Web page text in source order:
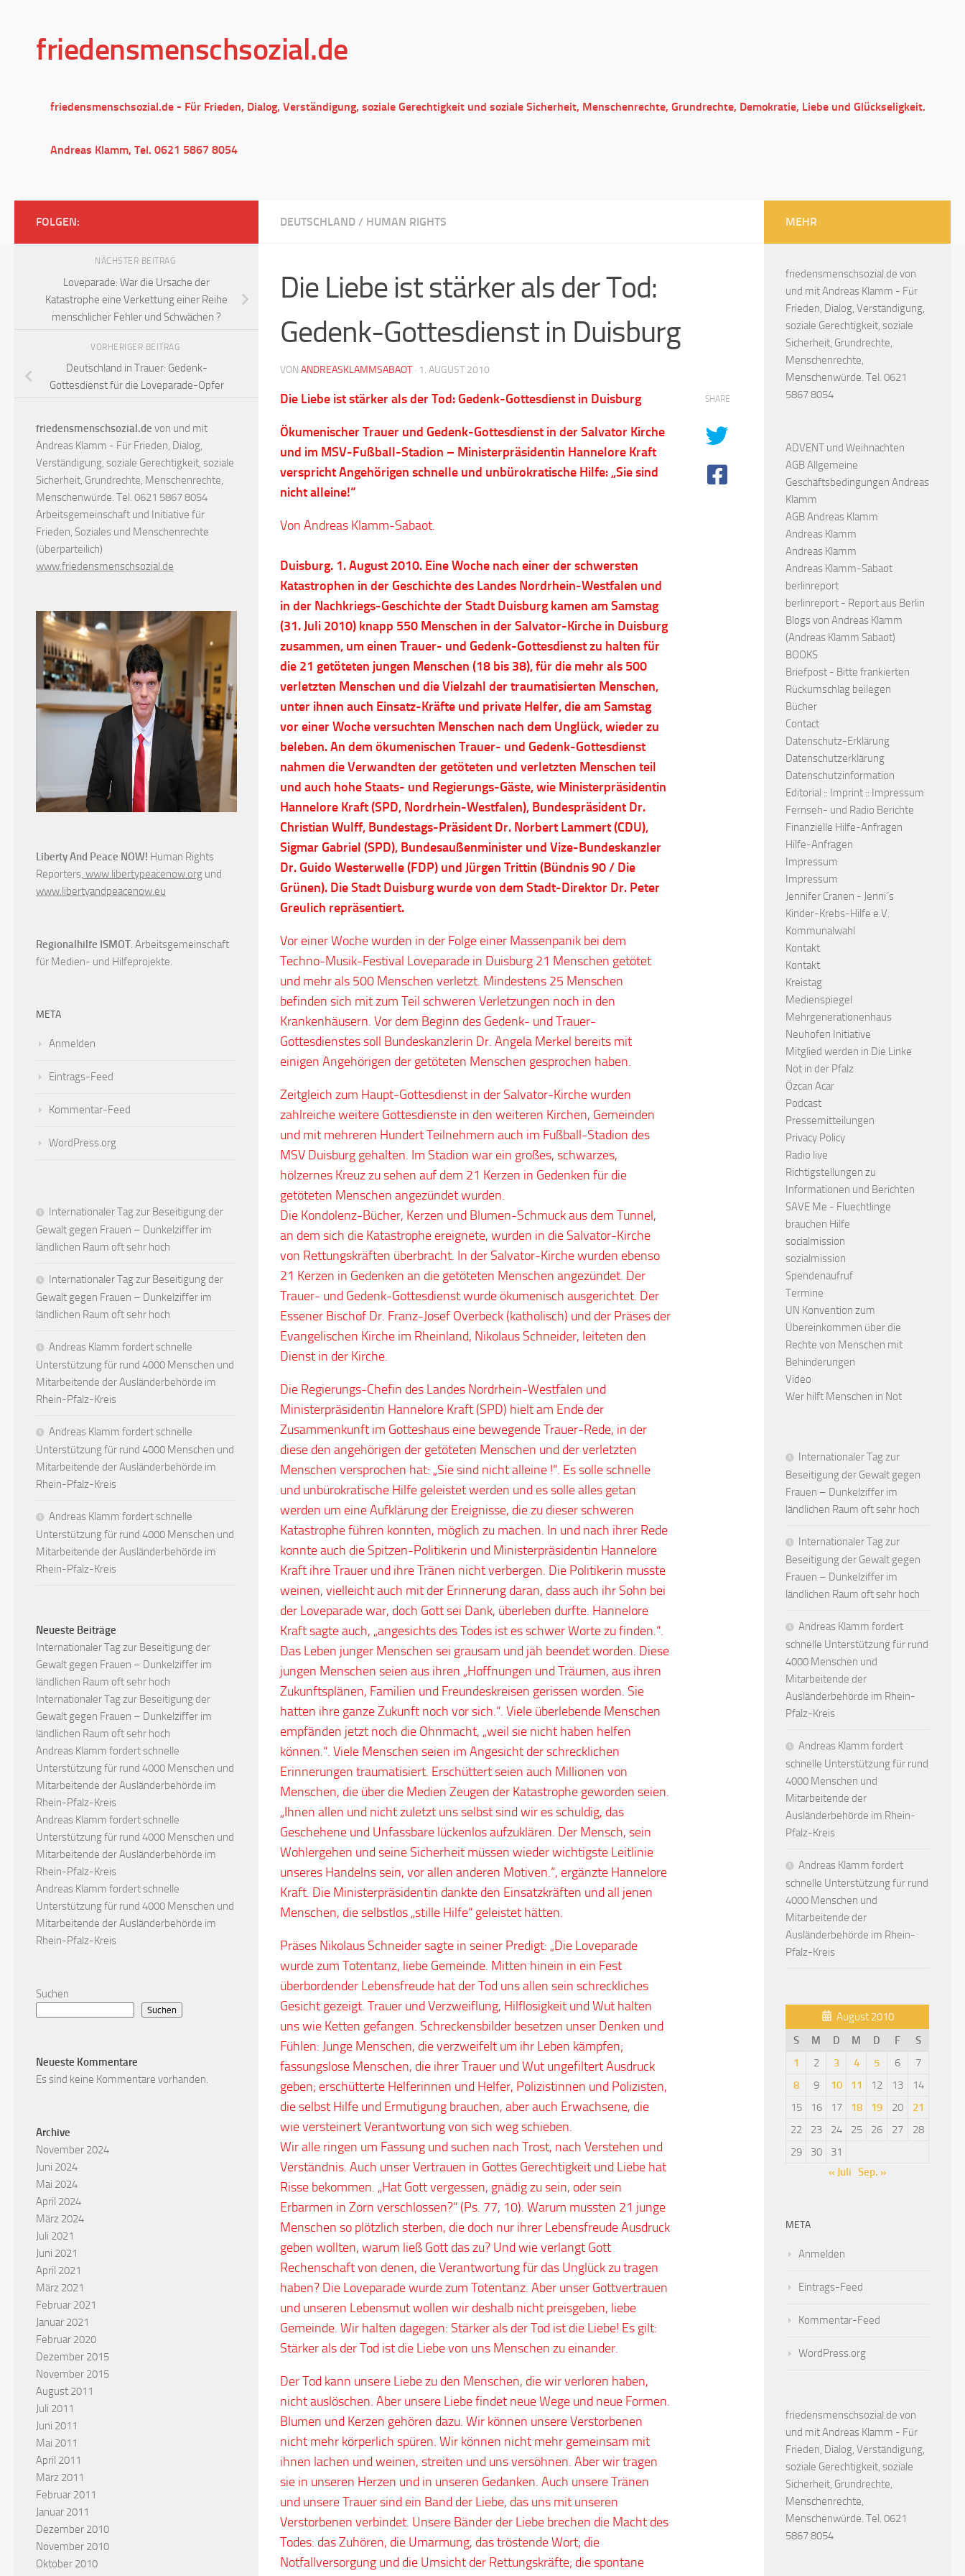
friedensmenschsozial.de
friedensmenschsozial.de - Für Frieden, Dialog, Verständigung, soziale Gerechtigkeit und soziale Sicherheit, Menschenrechte, Grundrechte, Demokratie, Liebe und Glückseligkeit.
Andreas Klamm, Tel. 0621 5867 8054
DEUTSCHLAND / HUMAN RIGHTS
Die Liebe ist stärker als der Tod:
Gedenk-Gottesdienst in Duisburg
VON ANDREASKLAMMSABAOT · 1. AUGUST 2010
Die Liebe ist stärker als der Tod: Gedenk-Gottesdienst in Duisburg
Ökumenischer Trauer und Gedenk-Gottesdienst in der Salvator Kirche
und im MSV-Fußball-Stadion – Ministerpräsidentin Hannelore Kraft
verspricht Angehörigen schnelle und unbürokratische Hilfe: „Sie sind
nicht alleine!“
Von Andreas Klamm-Sabaot.
Duisburg. 1. August 2010. Eine Woche nach einer der schwersten
Katastrophen in der Geschichte des Landes Nordrhein-Westfalen und
in der Nachkriegs-Geschichte der Stadt Duisburg kamen am Samstag
(31. Juli 2010) knapp 550 Menschen in der Salvator-Kirche in Duisburg
zusammen, um einen Trauer- und Gedenk-Gottesdienst zu halten für
die 21 getöteten jungen Menschen (18 bis 38), für die mehr als 500
verletzten Menschen und die Vielzahl der traumatisierten Menschen,
unter ihnen auch Einsatz-Kräfte und private Helfer, die am Samstag
vor einer Woche versuchten Menschen nach dem Unglück, wieder zu
beleben. An dem ökumenischen Trauer- und Gedenk-Gottesdienst
nahmen die Verwandten der getöteten und verletzten Menschen teil
und auch hohe Staats- und Regierungs-Gäste, wie Ministerpräsidentin
Hannelore Kraft (SPD, Nordrhein-Westfalen), Bundespräsident Dr.
Christian Wulff, Bundestags-Präsident Dr. Norbert Lammert (CDU),
Sigmar Gabriel (SPD), Bundesaußenminister und Vize-Bundeskanzler
Dr. Guido Westerwelle (FDP) und Jürgen Trittin (Bündnis 90 / Die
Grünen). Die Stadt Duisburg wurde von dem Stadt-Direktor Dr. Peter
Greulich repräsentiert.
Vor einer Woche wurden in der Folge einer Massenpanik bei dem
Techno-Musik-Festival Loveparade in Duisburg 21 Menschen getötet
und mehr als 500 Menschen verletzt. Mindestens 25 Menschen
befinden sich mit zum Teil schweren Verletzungen noch in den
Krankenhäusern. Vor dem Beginn des Gedenk- und Trauer-
Gottesdienstes soll Bundeskanzlerin Dr. Angela Merkel bereits mit
einigen Angehörigen der getöteten Menschen gesprochen haben.
Zeitgleich zum Haupt-Gottesdienst in der Salvator-Kirche wurden
zahlreiche weitere Gottesdienste in den weiteren Kirchen, Gemeinden
und mit mehreren Hundert Teilnehmern auch im Fußball-Stadion des
MSV Duisburg gehalten. Im Stadion war ein großes, schwarzes,
hölzernes Kreuz zu sehen auf dem 21 Kerzen in Gedenken für die
getöteten Menschen angezündet wurden.
Die Kondolenz-Bücher, Kerzen und Blumen-Schmuck aus dem Tunnel,
an dem sich die Katastrophe ereignete, wurden in die Salvator-Kirche
von Rettungskräften überbracht. In der Salvator-Kirche wurden ebenso
21 Kerzen in Gedenken an die getöteten Menschen angezündet. Der
Trauer- und Gedenk-Gottesdienst wurde ökumenisch ausgerichtet. Der
Essener Bischof Dr. Franz-Josef Overbeck (katholisch) und der Präses der
Evangelischen Kirche im Rheinland, Nikolaus Schneider, leiteten den
Dienst in der Kirche.
Die Regierungs-Chefin des Landes Nordrhein-Westfalen und
Ministerpräsidentin Hannelore Kraft (SPD) hielt am Ende der
Zusammenkunft im Gotteshaus eine bewegende Trauer-Rede, in der
diese den angehörigen der getöteten Menschen und der verletzten
Menschen versprochen hat: „Sie sind nicht alleine !“. Es solle schnelle
und unbürokratische Hilfe geleistet werden und es solle alles getan
werden um eine Aufklärung der Ereignisse, die zu dieser schweren
Katastrophe führen konnten, möglich zu machen. In und nach ihrer Rede
konnte auch die Spitzen-Politikerin und Ministerpräsidentin Hannelore
Kraft ihre Trauer und ihre Tränen nicht verbergen. Die Politikerin musste
weinen, vielleicht auch mit der Erinnerung daran, dass auch ihr Sohn bei
der Loveparade war, doch Gott sei Dank, überleben durfte. Hannelore
Kraft sagte auch, „angesichts des Todes ist es schwer Worte zu finden.“.
Das Leben junger Menschen sei grausam und jäh beendet worden. Diese
jungen Menschen seien aus ihren „Hoffnungen und Träumen, aus ihren
Zukunftsplänen, Familien und Freundeskreisen gerissen worden. Sie
hatten ihre ganze Zukunft noch vor sich.“. Viele überlebende Menschen
empfänden jetzt noch die Ohnmacht, „weil sie nicht haben helfen
können.“. Viele Menschen seien im Angesicht der schrecklichen
Erinnerungen traumatisiert. Erschüttert seien auch Millionen von
Menschen, die über die Medien Zeugen der Katastrophe geworden seien.
„Ihnen allen und nicht zuletzt uns selbst sind wir es schuldig, das
Geschehene und Unfassbare lückenlos aufzuklären. Der Mensch, sein
Wohlergehen und seine Sicherheit müssen wieder wichtigste Leitlinie
unseres Handelns sein, vor allen anderen Motiven.“, ergänzte Hannelore
Kraft. Die Ministerpräsidentin dankte den Einsatzkräften und all jenen
Menschen, die selbstlos „stille Hilfe“ geleistet hätten.
Präses Nikolaus Schneider sagte in seiner Predigt: „Die Loveparade
wurde zum Totentanz, liebe Gemeinde. Mitten hinein in ein Fest
überbordender Lebensfreude hat der Tod uns allen sein schreckliches
Gesicht gezeigt. Trauer und Verzweiflung, Hilflosigkeit und Wut halten
uns wie Ketten gefangen. Schreckensbilder besetzen unser Denken und
Fühlen: Junge Menschen, die verzweifelt um ihr Leben kämpfen;
fassungslose Menschen, die ihrer Trauer und Wut ungefiltert Ausdruck
geben; erschütterte Helferinnen und Helfer, Polizistinnen und Polizisten,
die selbst Hilfe und Ermutigung brauchen, aber auch Erwachsene, die
wie versteinert Verantwortung von sich weg schieben.
Wir alle ringen um Fassung und suchen nach Trost, nach Verstehen und
Verständnis. Auch unser Vertrauen in Gottes Gerechtigkeit und Liebe hat
Risse bekommen. „Hat Gott vergessen, gnädig zu sein, oder sein
Erbarmen in Zorn verschlossen?“ (Ps. 77, 10). Warum mussten 21 junge
Menschen so plötzlich sterben, die doch nur ihrer Lebensfreude Ausdruck
geben wollten, warum ließ Gott das zu? Und wie verlangt Gott
Rechenschaft von denen, die Verantwortung für das Unglück zu tragen
haben? Die Loveparade wurde zum Totentanz. Aber unser Gottvertrauen
und unseren Lebensmut wollen wir deshalb nicht preisgeben, liebe
Gemeinde. Wir halten dagegen: Stärker als der Tod ist die Liebe! Es gilt:
Stärker als der Tod ist die Liebe von uns Menschen zu einander.
Der Tod kann unsere Liebe zu den Menschen, die wir verloren haben,
nicht auslöschen. Aber unsere Liebe findet neue Wege und neue Formen.
Blumen und Kerzen gehören dazu. Wir können unsere Verstorbenen
nicht mehr körperlich spüren. Wir können nicht mehr gemeinsam mit
ihnen lachen und weinen, streiten und uns versöhnen. Aber wir tragen
sie in unseren Herzen und in unseren Gedanken. Auch unsere Tränen
und unsere Trauer sind ein Band der Liebe, das uns mit unseren
Verstorbenen verbindet. Unsere Bänder der Liebe brechen die Macht des
Todes: das Zuhören, die Umarmung, das tröstende Wort; die
Notfallversorgung und die Umsicht der Rettungskräfte; die spontane
SHARE
FOLGEN:
NÄCHSTER BEITRAG
Loveparade: War die Ursache der
Katastrophe eine Verkettung einer Reihe
menschlicher Fehler und Schwächen ?
VORHERIGER BEITRAG
Deutschland in Trauer: Gedenk-
Gottesdienst für die Loveparade-Opfer
friedensmenschsozial.de von und mit
Andreas Klamm - Für Frieden, Dialog,
Verständigung, soziale Gerechtigkeit, soziale
Sicherheit, Grundrechte, Menschenrechte,
Menschenwürde. Tel. 0621 5867 8054
Arbeitsgemeinschaft und Initiative für
Frieden, Soziales und Menschenrechte
(überparteilich)
www.friedensmenschsozial.de
Liberty And Peace NOW! Human Rights
Reporters, www.libertypeacenow.org und
www.libertyandpeacenow.eu
Regionalhilfe ISMOT. Arbeitsgemeinschaft
für Medien- und Hilfeprojekte.
META
Anmelden
Eintrags-Feed
Kommentar-Feed
WordPress.org
Internationaler Tag zur Beseitigung der
Gewalt gegen Frauen – Dunkelziffer im
ländlichen Raum oft sehr hoch
Internationaler Tag zur Beseitigung der
Gewalt gegen Frauen – Dunkelziffer im
ländlichen Raum oft sehr hoch
Andreas Klamm fordert schnelle
Unterstützung für rund 4000 Menschen und
Mitarbeitende der Ausländerbehörde im
Rhein-Pfalz-Kreis
Andreas Klamm fordert schnelle
Unterstützung für rund 4000 Menschen und
Mitarbeitende der Ausländerbehörde im
Rhein-Pfalz-Kreis
Andreas Klamm fordert schnelle
Unterstützung für rund 4000 Menschen und
Mitarbeitende der Ausländerbehörde im
Rhein-Pfalz-Kreis
Neueste Beiträge
Internationaler Tag zur Beseitigung der
Gewalt gegen Frauen – Dunkelziffer im
ländlichen Raum oft sehr hoch
Internationaler Tag zur Beseitigung der
Gewalt gegen Frauen – Dunkelziffer im
ländlichen Raum oft sehr hoch
Andreas Klamm fordert schnelle
Unterstützung für rund 4000 Menschen und
Mitarbeitende der Ausländerbehörde im
Rhein-Pfalz-Kreis
Andreas Klamm fordert schnelle
Unterstützung für rund 4000 Menschen und
Mitarbeitende der Ausländerbehörde im
Rhein-Pfalz-Kreis
Andreas Klamm fordert schnelle
Unterstützung für rund 4000 Menschen und
Mitarbeitende der Ausländerbehörde im
Rhein-Pfalz-Kreis
Suchen
Suchen
Neueste Kommentare
Es sind keine Kommentare vorhanden.
Archive
November 2024
Juni 2024
Mai 2024
April 2024
März 2024
Juli 2021
Juni 2021
April 2021
März 2021
Februar 2021
Januar 2021
Februar 2020
Dezember 2015
November 2015
August 2011
Juli 2011
Juni 2011
Mai 2011
April 2011
März 2011
Februar 2011
Januar 2011
Dezember 2010
November 2010
Oktober 2010
MEHR
friedensmenschsozial.de von
und mit Andreas Klamm - Für
Frieden, Dialog, Verständigung,
soziale Gerechtigkeit, soziale
Sicherheit, Grundrechte,
Menschenrechte,
Menschenwürde. Tel. 0621
5867 8054
ADVENT und Weihnachten
AGB Allgemeine
Geschäftsbedingungen Andreas
Klamm
AGB Andreas Klamm
Andreas Klamm
Andreas Klamm
Andreas Klamm-Sabaot
berlinreport
berlinreport - Report aus Berlin
Blogs von Andreas Klamm
(Andreas Klamm Sabaot)
BOOKS
Briefpost - Bitte frankierten
Rückumschlag beilegen
Bücher
Contact
Datenschutz-Erklärung
Datenschutzerklärung
Datenschutzinformation
Editorial :: Imprint :: Impressum
Fernseh- und Radio Berichte
Finanzielle Hilfe-Anfragen
Hilfe-Anfragen
Impressum
Impressum
Jennifer Cranen - Jenni´s
Kinder-Krebs-Hilfe e.V.
Kommunalwahl
Kontakt
Kontakt
Kreistag
Medienspiegel
Mehrgenerationenhaus
Neuhofen Initiative
Mitglied werden in Die Linke
Not in der Pfalz
Özcan Acar
Podcast
Pressemitteilungen
Privacy Policy
Radio live
Richtigstellungen zu
Informationen und Berichten
SAVE Me - Fluechtlinge
brauchen Hilfe
socialmission
sozialmission
Spendenaufruf
Termine
UN Konvention zum
Übereinkommen über die
Rechte von Menschen mit
Behinderungen
Video
Wer hilft Menschen in Not
Internationaler Tag zur
Beseitigung der Gewalt gegen
Frauen – Dunkelziffer im
ländlichen Raum oft sehr hoch
Internationaler Tag zur
Beseitigung der Gewalt gegen
Frauen – Dunkelziffer im
ländlichen Raum oft sehr hoch
Andreas Klamm fordert
schnelle Unterstützung für rund
4000 Menschen und
Mitarbeitende der
Ausländerbehörde im Rhein-
Pfalz-Kreis
Andreas Klamm fordert
schnelle Unterstützung für rund
4000 Menschen und
Mitarbeitende der
Ausländerbehörde im Rhein-
Pfalz-Kreis
Andreas Klamm fordert
schnelle Unterstützung für rund
4000 Menschen und
Mitarbeitende der
Ausländerbehörde im Rhein-
Pfalz-Kreis
August 2010
S
M D M D F
S
1
2 3 4 5 6
7
8
9 10 11 12 13
14
15
16 17 18 19 20
21
22
23 24 25 26 27
28
29
30
31
« Juli Sep. »
META
Anmelden
Eintrags-Feed
Kommentar-Feed
WordPress.org
friedensmenschsozial.de von
und mit Andreas Klamm - Für
Frieden, Dialog, Verständigung,
soziale Gerechtigkeit, soziale
Sicherheit, Grundrechte,
Menschenrechte,
Menschenwürde. Tel. 0621
5867 8054